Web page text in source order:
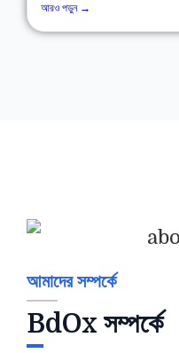
আরও পড়ুন →
আমাদের সম্পর্কে
BdOx সম্পর্কে